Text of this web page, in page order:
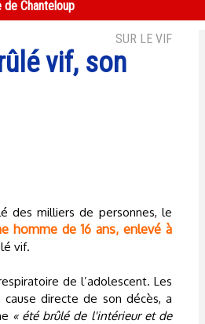
Chanteloup
SUR LE VIF
vif, son
des milliers de personnes, le
homme de 16 ans, enlevé à
vif.
de l’adolescent. Les
directe de son décès, a
« été brûlé de l'intérieur et de